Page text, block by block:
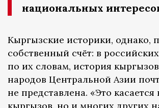
национальных
Кыргызские историки, однако,
собственный счёт: в
по их словам, история
народов Центральной Азии
не представлена. «Это касается